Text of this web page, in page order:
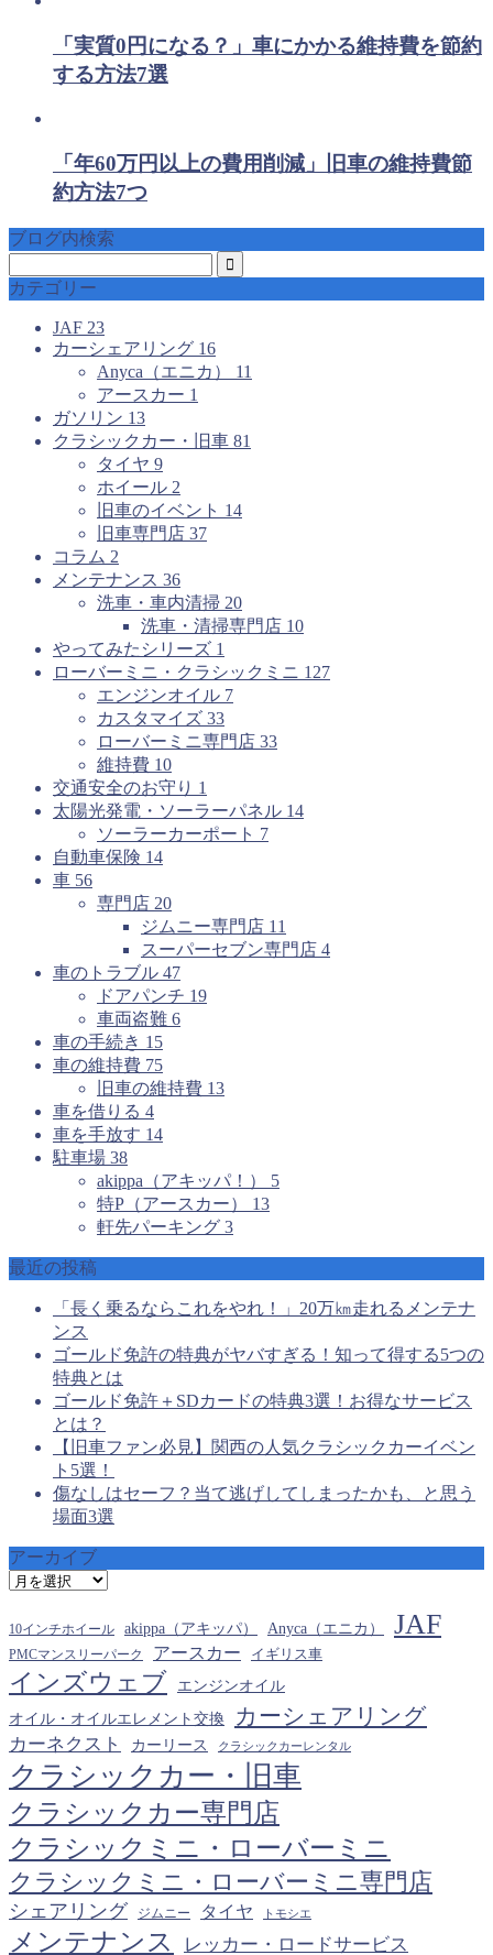
「実質0円になる？」車にかかる維持費を節約
する方法7選
「年60万円以上の費用削減」旧車の維持費節
約方法7つ
ブログ内検索
カテゴリー
JAF 23
カーシェアリング 16
Anyca（エニカ） 11
アースカー 1
ガソリン 13
クラシックカー・旧車 81
タイヤ 9
ホイール 2
旧車のイベント 14
旧車専門店 37
コラム 2
メンテナンス 36
洗車・車内清掃 20
洗車・清掃専門店 10
やってみたシリーズ 1
ローバーミニ・クラシックミニ 127
エンジンオイル 7
カスタマイズ 33
ローバーミニ専門店 33
維持費 10
交通安全のお守り 1
太陽光発電・ソーラーパネル 14
ソーラーカーポート 7
自動車保険 14
車 56
専門店 20
ジムニー専門店 11
スーパーセブン専門店 4
車のトラブル 47
ドアパンチ 19
車両盗難 6
車の手続き 15
車の維持費 75
旧車の維持費 13
車を借りる 4
車を手放す 14
駐車場 38
akippa（アキッパ！） 5
特P（アースカー） 13
軒先パーキング 3
最近の投稿
「長く乗るならこれをやれ！」20万㎞走れるメンテナ
ンス
ゴールド免許の特典がヤバすぎる！知って得する5つの
特典とは
ゴールド免許＋SDカードの特典3選！お得なサービス
とは？
【旧車ファン必見】関西の人気クラシックカーイベン
ト5選！
傷なしはセーフ？当て逃げしてしまったかも、と思う
場面3選
アーカイブ
ア
カ
イ
ブ
10インチホイール akippa（アキッパ） Anyca（エニカ） JAF
PMCマンスリーパーク アースカー イギリス車
インズウェブ エンジンオイル
オイル・オイルエレメント交換 カーシェアリング
カーネクスト カーリース クラシックカーレンタル
クラシックカー・旧車
クラシックカー専門店
クラシックミニ・ローバーミニ
クラシックミニ・ローバーミニ専門店
シェアリング ジムニー タイヤ トモシエ
メンテナンス レッカー・ロードサービス